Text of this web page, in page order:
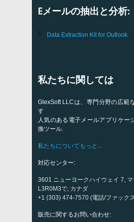
Eメールの抽出と分析:
Data Extraction Kit for Outlook
私たちに関しては
GlexSoft LLCは、専門分野の広範
す
人気のある電子メールアプリケー
換ツール.
私たちについてもっと...
対応センター:
3601 ニューヨークハイウェイ 7,
L3R0M3で, カナダ
+1 (303) 474-7570 (電話/ファック
販売に関するお問い合わせ: